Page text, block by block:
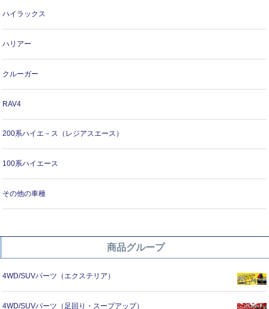
ハイラックス
ハリアー
クルーガー
RAV4
200系ハイエ－ス（レジアスエース）
100系ハイエース
その他の車種
商品グループ
4WD/SUVパーツ（エクステリア）
4WD/SUVパーツ（足回り・スープアップ）